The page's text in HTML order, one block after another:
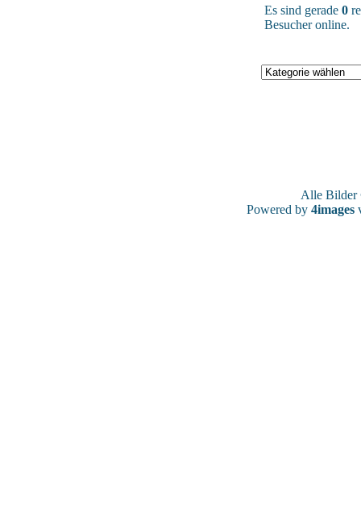
Es sind gerade 0
Besucher online.
Alle
Powered by 4images